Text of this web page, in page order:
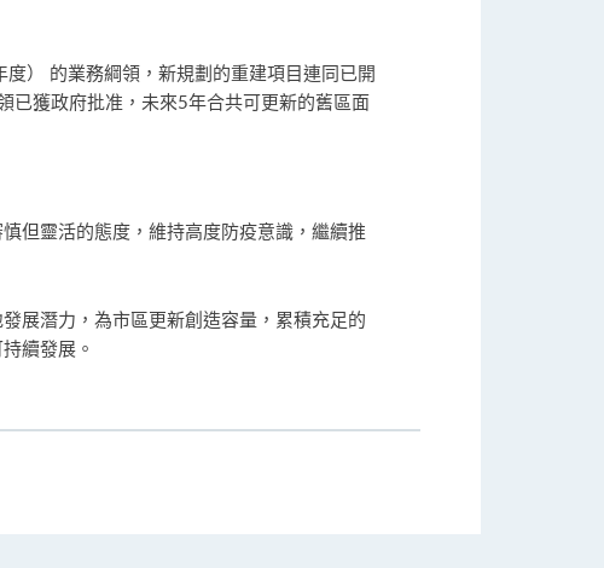
） 的業務綱領，新規劃的重建項目連同已開
已獲政府批准，未來5年合共可更新的舊區面
但靈活的態度，維持高度防疫意識，繼續推
展潛力，為市區更新創造容量，累積充足的
續發展。